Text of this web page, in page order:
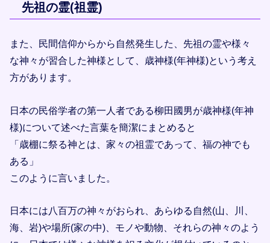
先祖の霊(祖霊)
また、民間信仰からから自然発生した、先祖の霊や様々
な神々が習合した神様として、歳神様(年神様)という考え
方があります。
日本の民俗学者の第一人者である柳田國男が歳神様(年神
様)について述べた言葉を簡潔にまとめると
「歳棚に祭る神とは、家々の祖霊であって、福の神でも
ある」
このように言いました。
日本には八百万の神々がおられ、あらゆる自然(山、川、
海、岩)や場所(家の中)、モノや動物、それらの神々のよう